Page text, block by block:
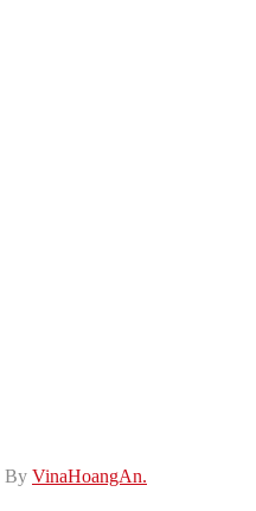
By VinaHoangAn.